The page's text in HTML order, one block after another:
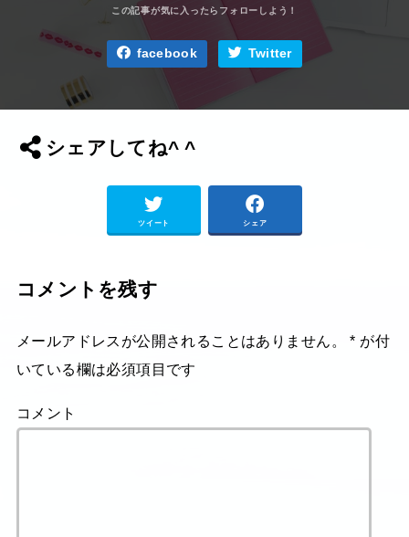
facebook Twitter
シェアしてね^ ^
ツイート シェア
コメントを残す
メールアドレスが公開されることはありません。 * が付
いている欄は必須項目です
コメント